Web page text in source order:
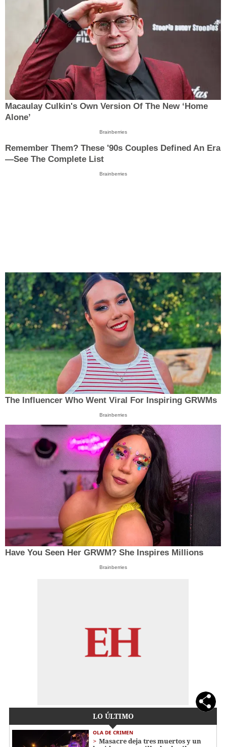
Macaulay Culkin's Own Version Of The New ‘Home
Alone’
Brainberries
Remember Them? These '90s Couples Defined An Era
—See The Complete List
Brainberries
The Influencer Who Went Viral For Inspiring GRWMs
Brainberries
Have You Seen Her GRWM? She Inspires Millions
Brainberries
LO ÚLTIMO
OLA DE CRIMEN
Masacre deja tres muertos y un